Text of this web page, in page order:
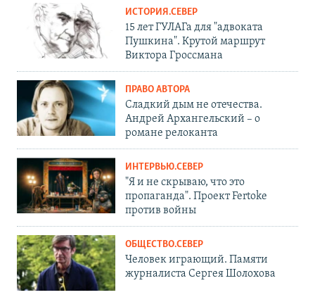
ИСТОРИЯ.СЕВЕР
15 лет ГУЛАГа для "адвоката
Пушкина". Крутой маршрут
Виктора Гроссмана
ПРАВО АВТОРА
Сладкий дым не отечества.
Андрей Архангельский – о
романе релоканта
ИНТЕРВЬЮ.СЕВЕР
"Я и не скрываю, что это
пропаганда". Проект Fertoke
против войны
ОБЩЕСТВО.СЕВЕР
Человек играющий. Памяти
журналиста Сергея Шолохова